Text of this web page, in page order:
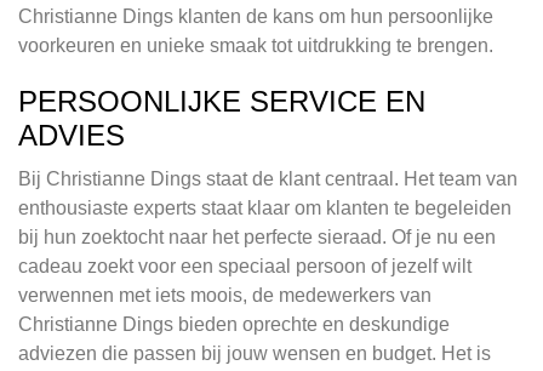
Christianne Dings klanten de kans om hun persoonlijke
voorkeuren en unieke smaak tot uitdrukking te brengen.
PERSOONLIJKE SERVICE EN
ADVIES
Bij Christianne Dings staat de klant centraal. Het team van
enthousiaste experts staat klaar om klanten te begeleiden
bij hun zoektocht naar het perfecte sieraad. Of je nu een
cadeau zoekt voor een speciaal persoon of jezelf wilt
verwennen met iets moois, de medewerkers van
Christianne Dings bieden oprechte en deskundige
adviezen die passen bij jouw wensen en budget. Het is